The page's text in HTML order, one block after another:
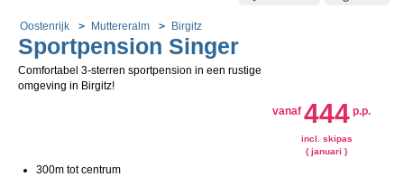
Oostenrijk Muttereralm Birgitz
Sportpension Singer
Comfortabel 3-sterren sportpension in een rustige
omgeving in Birgitz!
vanaf 444 p.p.
incl. skipas
( januari )
300m tot centrum